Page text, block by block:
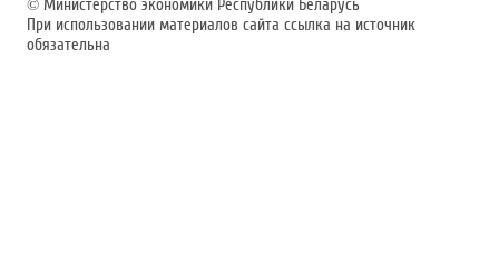
© Министерство экономики Республики Беларусь
При использовании материалов сайта ссылка на источник
обязательна